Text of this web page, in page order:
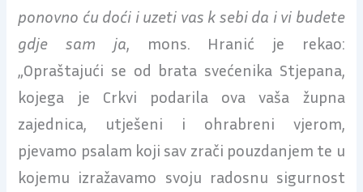
ponovno ću doći i uzeti vas k sebi da i vi budete
gdje sam ja , mons. Hranić je rekao:
„Opraštajući se od brata svećenika Stjepana,
kojega je Crkvi podarila ova vaša župna
zajednica, utješeni i ohrabreni vjerom,
pjevamo psalam koji sav zrači pouzdanjem te u
kojemu izražavamo svoju radosnu sigurnost